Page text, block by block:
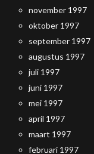
november 1997
oktober 1997
september 1997
augustus 1997
juli 1997
juni 1997
mei 1997
april 1997
maart 1997
februari 1997